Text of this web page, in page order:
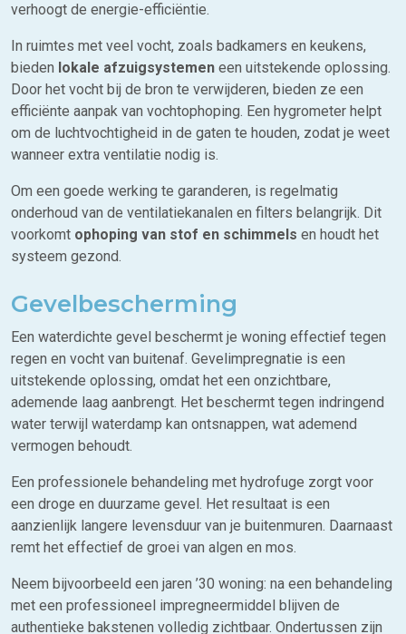
verhoogt de energie-efficiëntie.
In ruimtes met veel vocht, zoals badkamers en keukens,
bieden lokale afzuigsystemen een uitstekende oplossing.
Door het vocht bij de bron te verwijderen, bieden ze een
efficiënte aanpak van vochtophoping. Een hygrometer helpt
om de luchtvochtigheid in de gaten te houden, zodat je weet
wanneer extra ventilatie nodig is.
Om een goede werking te garanderen, is regelmatig
onderhoud van de ventilatiekanalen en filters belangrijk. Dit
voorkomt ophoping van stof en schimmels en houdt het
systeem gezond.
Gevelbescherming
Een waterdichte gevel beschermt je woning effectief tegen
regen en vocht van buitenaf. Gevelimpregnatie is een
uitstekende oplossing, omdat het een onzichtbare,
ademende laag aanbrengt. Het beschermt tegen indringend
water terwijl waterdamp kan ontsnappen, wat ademend
vermogen behoudt.
Een professionele behandeling met hydrofuge zorgt voor
een droge en duurzame gevel. Het resultaat is een
aanzienlijk langere levensduur van je buitenmuren. Daarnaast
remt het effectief de groei van algen en mos.
Neem bijvoorbeeld een jaren ’30 woning: na een behandeling
met een professioneel impregneermiddel blijven de
authentieke bakstenen volledig zichtbaar. Ondertussen zijn